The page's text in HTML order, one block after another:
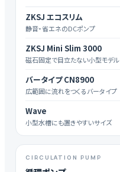
ZKSJ エコスリム
静音・省エネのDCポンプ
ZKSJ Mini Slim 3000
磁石固定で目立たない小型モデル
バータイプ CN8900
広範囲に流れをつくるバータイプ
Wave
小型水槽にも置きやすいサイズ
CIRCULATION PUMP